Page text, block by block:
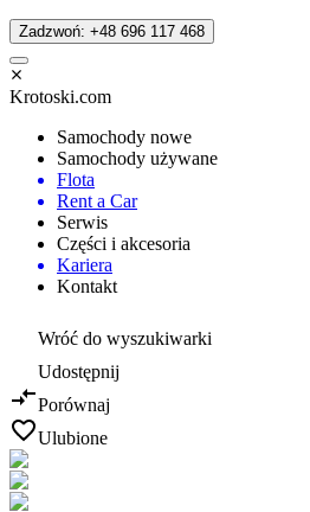
Zadzwoń: +48 696 117 468
Krotoski.com
Samochody nowe
Samochody używane
Flota
Rent a Car
Serwis
Części i akcesoria
Kariera
Kontakt
Wróć do wyszukiwarki
Udostępnij
Porównaj
Ulubione